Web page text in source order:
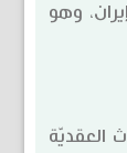
وهو
العقديّة